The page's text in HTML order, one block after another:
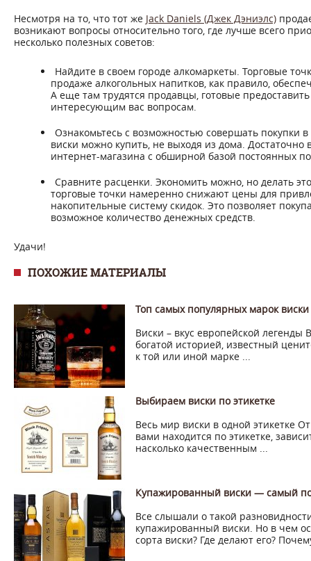
Несмотря на то, что тот же Jack Daniels (Джек Дэниэлс)
возникают вопросы относительно того, где лучше всего
несколько полезных советов:
Найдите в своем городе алкомаркеты. Торговые
продаже алкогольных напитков, как правило,
А еще там трудятся продавцы, готовые
интересующим вас вопросам.
Ознакомьтесь с возможностью совершать
виски можно купить, не выходя из дома. Достаточно
интернет-магазина с обширной базой постоянных
Сравните расценки. Экономить можно, но делать
торговые точки намеренно снижают цены для
накопительные систему скидок. Это позволяет
возможное количество денежных средств.
Удачи!
ПОХОЖИЕ МАТЕРИАЛЫ
Топ самых популярных марок
Виски – вкус европейской
богатой историей, известный
к той или иной марке ...
Выбираем виски по этикетке
Весь мир виски в одной этикетке
вами находится по этикетке,
насколько качественным ...
Купажированный виски — самый
Все слышали о такой
купажированный виски. Но в чем
сорта виски? Где делают его?